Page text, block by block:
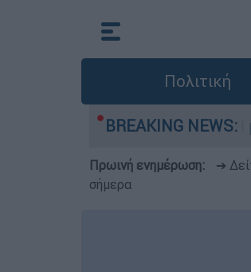
Πολιτική
BREAKING NEWS:
Η μάχη για τα
Πρωινή ενημέρωση: ➔
σήμερα